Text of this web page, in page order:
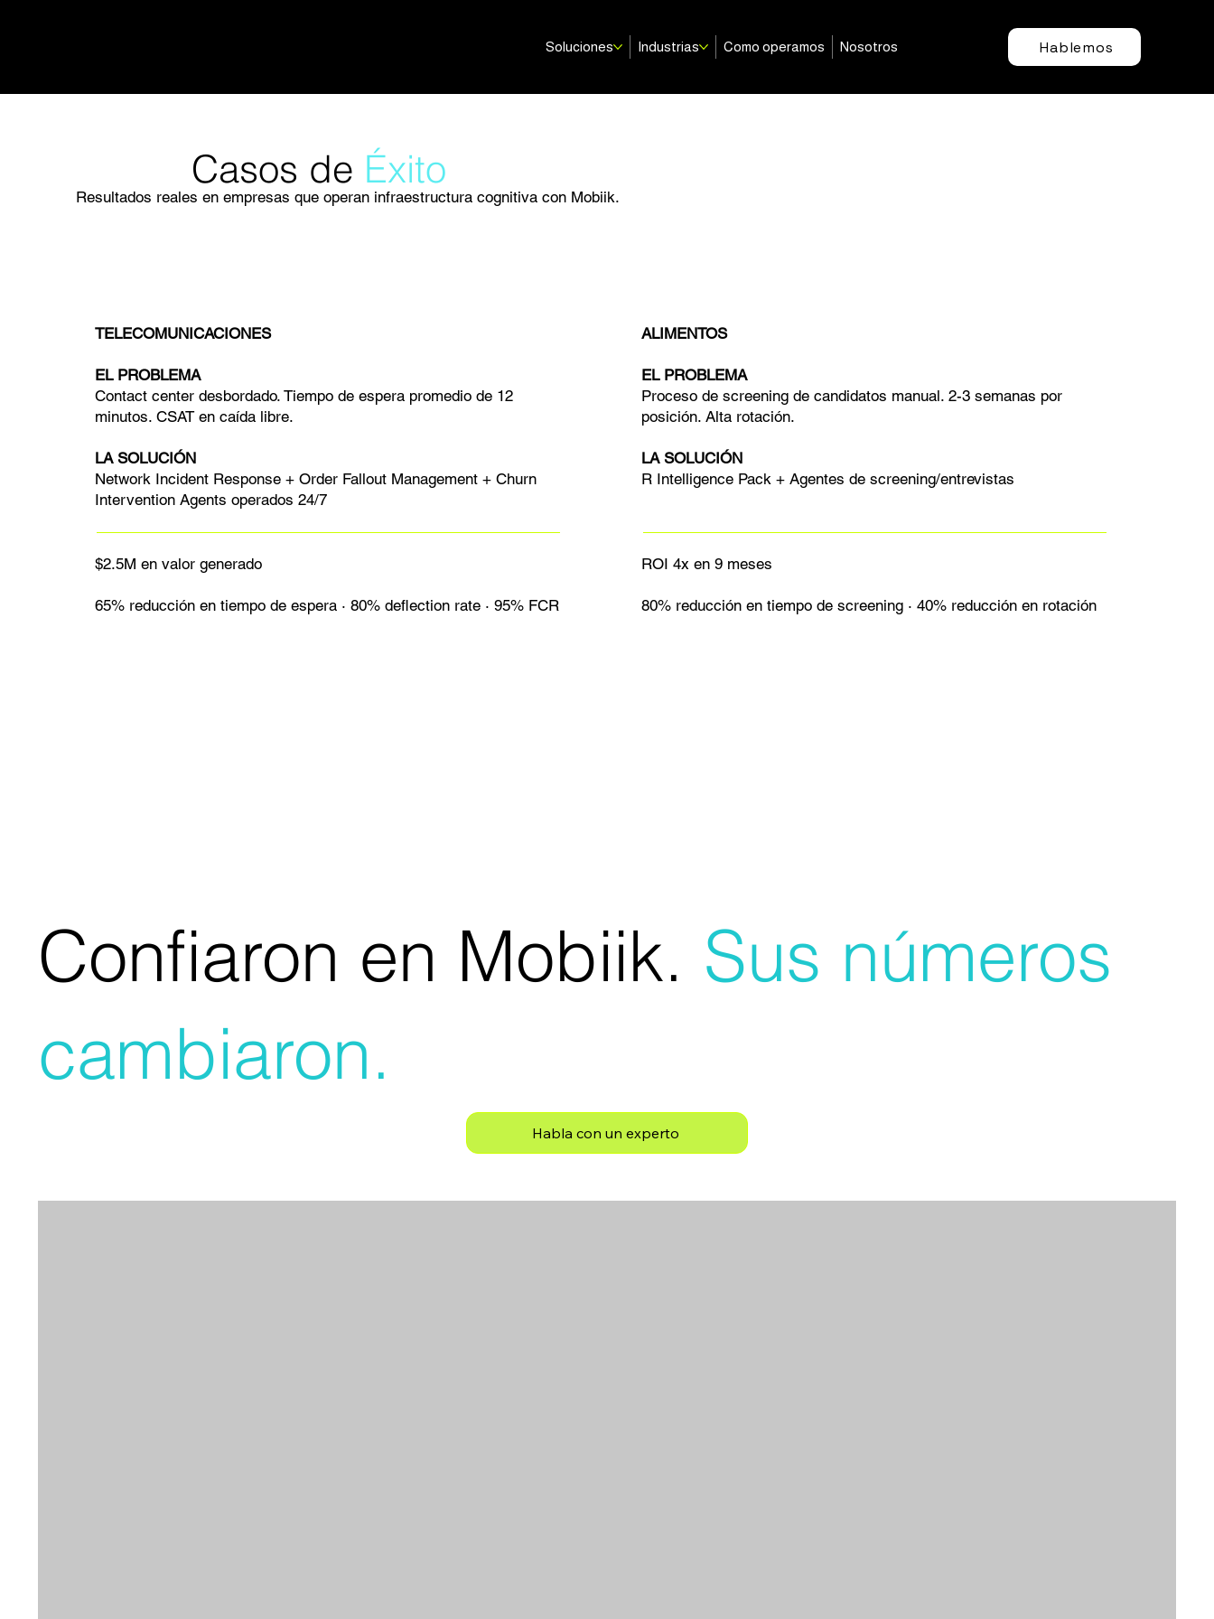
Soluciones Industrias Como operamos Nosotros Hablemos
Casos de Éxito
Resultados reales en empresas que operan infraestructura cognitiva con Mobiik.
LA SOLUCIÓN
Network Incident Response + Order Fallout Management + Churn
Intervention Agents operados 24/7
$2.5M en valor generado
65% reducción en tiempo de espera · 80% deflection rate · 95% FCR
TELECOMUNICACIONES
EL PROBLEMA
Contact center desbordado. Tiempo de espera promedio de 12
minutos. CSAT en caída libre.
LA SOLUCIÓN
R Intelligence Pack + Agentes de screening/entrevistas
ROI 4x en 9 meses
80% reducción en tiempo de screening · 40% reducción en rotación
ALIMENTOS
EL PROBLEMA
Proceso de screening de candidatos manual. 2-3 semanas por
posición. Alta rotación.
Confiaron en Mobiik. Sus números
cambiaron.
Habla con un experto